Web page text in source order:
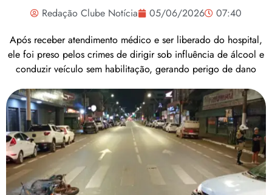
Redação Clube Notícia 05/06/2026
07:40
Após receber atendimento médico e ser liberado do hospital,
ele foi preso pelos crimes de dirigir sob influência de álcool e
conduzir veículo sem habilitação, gerando perigo de dano